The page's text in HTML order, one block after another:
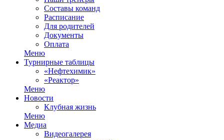
Составы команд
Расписание
Для родителей
Документы
Оплата
Меню
Турнирные таблицы
«Нефтехимик»
«Реактор»
Меню
Новости
Клубная жизнь
Меню
Медиа
Видеогалерея